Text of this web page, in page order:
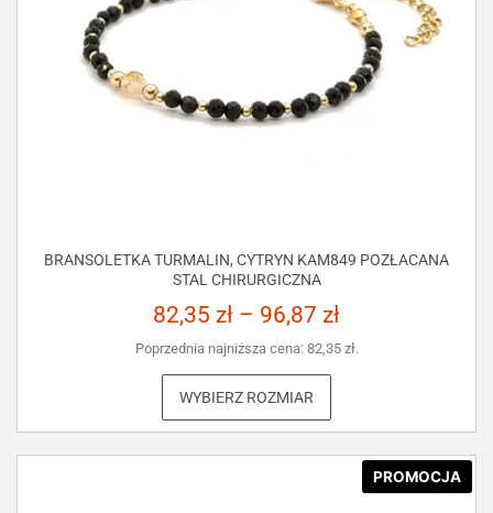
BRANSOLETKA TURMALIN, CYTRYN KAM849 POZŁACANA
STAL CHIRURGICZNA
82,35 zł – 96,87 zł
Poprzednia najniższa cena: 82,35 zł.
WYBIERZ ROZMIAR
PROMOCJA